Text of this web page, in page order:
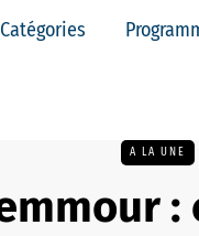
Catégories
A LA UNE